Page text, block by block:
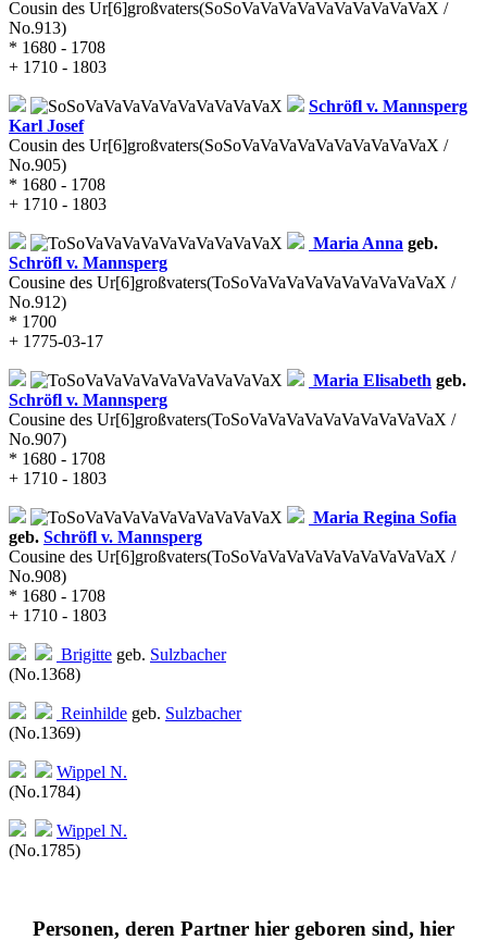
Cousin des Ur[6]großvaters(SoSoVaVaVaVaVaVaVaVaVaVaX /
No.913)
* 1680 - 1708
+ 1710 - 1803
Schröfl v. Mannsperg
Karl Josef
Cousin des Ur[6]großvaters(SoSoVaVaVaVaVaVaVaVaVaVaX /
No.905)
* 1680 - 1708
+ 1710 - 1803
Maria Anna geb.
Schröfl v. Mannsperg
Cousine des Ur[6]großvaters(ToSoVaVaVaVaVaVaVaVaVaVaX /
No.912)
* 1700
+ 1775-03-17
Maria Elisabeth geb.
Schröfl v. Mannsperg
Cousine des Ur[6]großvaters(ToSoVaVaVaVaVaVaVaVaVaVaX /
No.907)
* 1680 - 1708
+ 1710 - 1803
Maria Regina Sofia
geb. Schröfl v. Mannsperg
Cousine des Ur[6]großvaters(ToSoVaVaVaVaVaVaVaVaVaVaX /
No.908)
* 1680 - 1708
+ 1710 - 1803
Brigitte geb. Sulzbacher
(No.1368)
Reinhilde geb. Sulzbacher
(No.1369)
Wippel N.
(No.1784)
Wippel N.
(No.1785)
Personen, deren Partner hier geboren sind, hier